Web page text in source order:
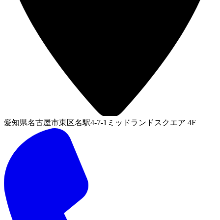
愛知県名古屋市東区名駅4-7-1ミッドランドスクエア 4F